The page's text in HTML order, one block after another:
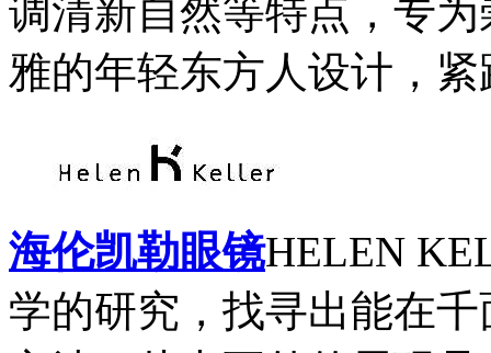
调清新自然等特点，专
雅的年轻东方人设计，
海伦凯勒眼镜HELEN
学的研究，找寻出能在